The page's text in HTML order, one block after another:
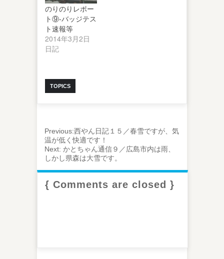
のりのりレポー
ト⑨-バッジテス
ト速報等
2014年3月2日
日記
TOPICS
Previous:西やん日記１５／春雪ですが、気
温が低く快適です！
Next: かとちゃん通信９／広島市内は雨、
しかし県森は大雪です。
{ Comments are closed }